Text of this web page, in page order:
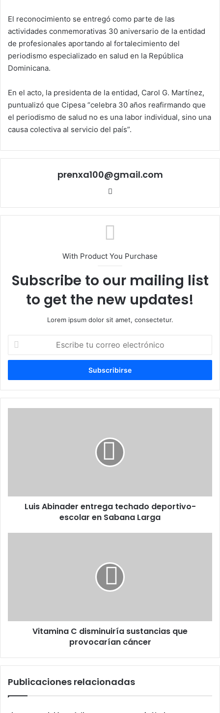
El reconocimiento se entregó como parte de las
actividades conmemorativas 30 aniversario de la entidad
de profesionales aportando al fortalecimiento del
periodismo especializado en salud en la República
Dominicana.
En el acto, la presidenta de la entidad, Carol G. Martínez,
puntualizó que Cipesa “celebra 30 años reafirmando que
el periodismo de salud no es una labor individual, sino una
causa colectiva al servicio del país”.
prenxa100@gmail.com
With Product You Purchase
Subscribe to our mailing list
to get the new updates!
Lorem ipsum dolor sit amet, consectetur.
Escribe
correo
Larga
Luis Abinader entrega techado deportivo-
escolar en Sabana Larga
Vitamina C disminuiría sustancias que
provocarían cáncer
Publicaciones relacionadas